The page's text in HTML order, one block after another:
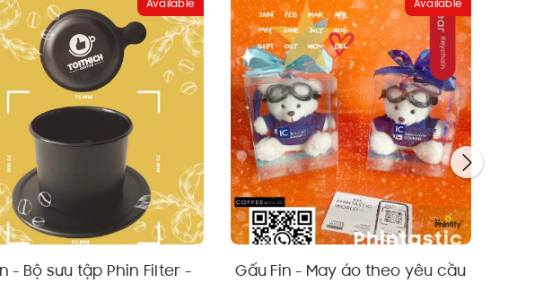
Available
- Bộ sưu tập Phin Filter -
Available
Gấu Fin - May áo theo yêu cầu